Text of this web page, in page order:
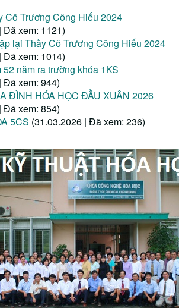
Cô Trương Công Hiếu 2024
Đã xem: 1121)
lại Thầy Cô Trương Công Hiếu 2024
Đã xem: 1014)
năm ra trường khóa 1KS
Đã xem: 944)
ĐÌNH HÓA HỌC ĐẦU XUÂN 2026
Đã xem: 854)
5CS (31.03.2026 | Đã xem: 236)